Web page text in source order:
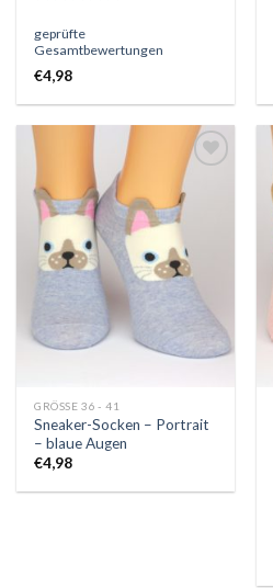
mit5.00
von 5
geprüfte
Gesamtbewertungen
€4,98
die
GRÖSSE 36 - 41
Sneaker-Socken – Portrait
– blaue Augen
€4,98